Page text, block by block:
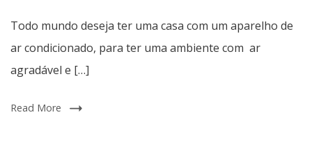
um
aparelho
ar
para
Todo mundo deseja ter uma casa com um aparelho de
ar condicionado, para ter uma ambiente com ar
agradável e […]
Read More